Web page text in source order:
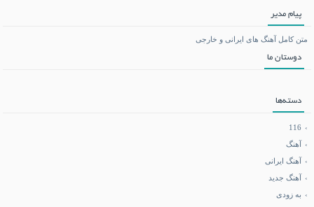
دانلود ریمیکس
تماشای آنلاین فیلم و سریال
می بی نیم
فروشگاه تجهیزات کوهنوردی
آموزش هاستینگ و سرور
پیام مدیر
متن کامل آهنگ های ایرانی و خارجی
دوستان ما
دسته‌ها
116
آهنگ
آهنگ ایرانی
آهنگ جدید
به زودی